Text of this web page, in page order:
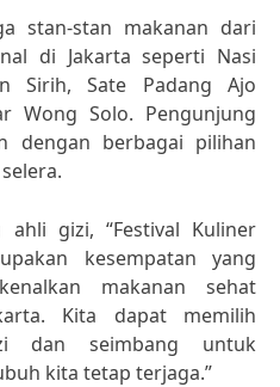
stan-stan makanan dari
di Jakarta seperti Nasi
Sirih, Sate Padang Ajo
Wong Solo. Pengunjung
dengan berbagai pilihan
gizi, “Festival Kuliner
kesempatan yang
makanan sehat
Kita dapat memilih
dan seimbang untuk
kita tetap terjaga.”